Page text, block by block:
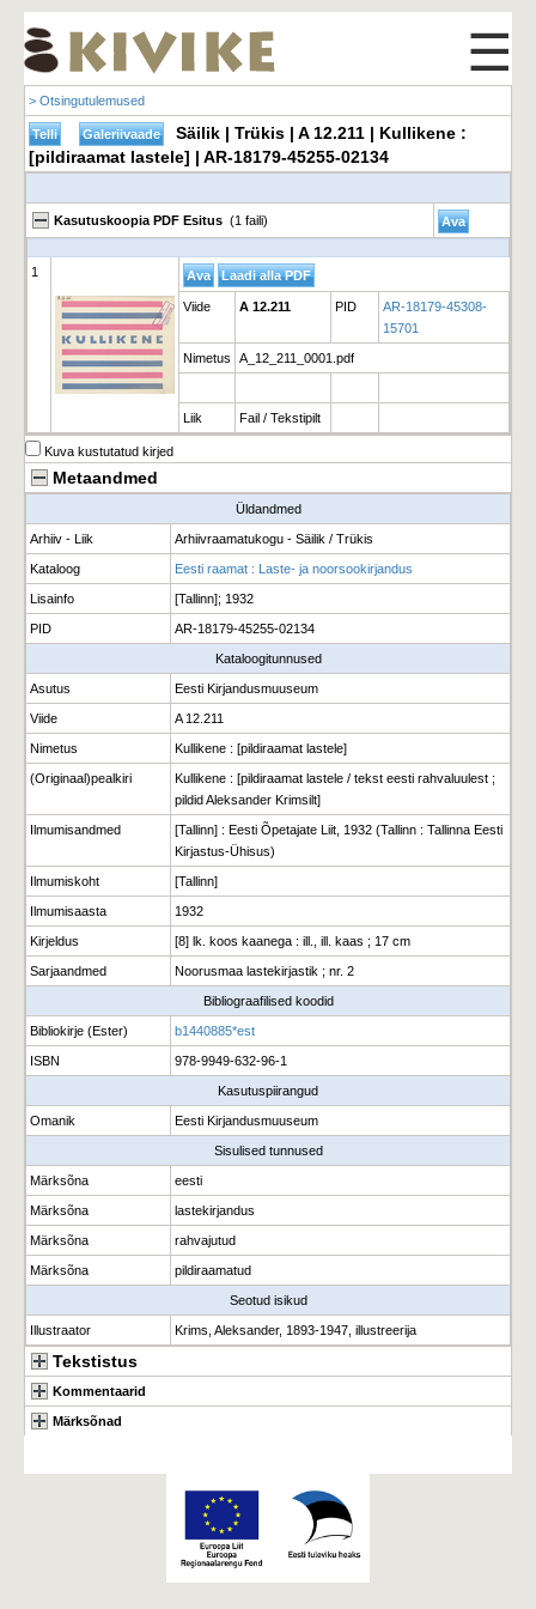
☰
> Otsingutulemused
Säilik | Trükis | A 12.211 | Kullikene :
[pildiraamat lastele] | AR-18179-45255-02134
Kasutuskoopia PDF Esitus (1 faili)
1
Viide A 12.211 PID
AR-18179-45308-
15701
Nimetus A_12_211_0001.pdf
Liik Fail / Tekstipilt
Kuva kustutatud kirjed
Metaandmed
Üldandmed
Arhiiv - Liik Arhiivraamatukogu - Säilik / Trükis
Kataloog Eesti raamat : Laste- ja noorsookirjandus
Lisainfo [Tallinn]; 1932
PID AR-18179-45255-02134
Kataloogitunnused
Asutus Eesti Kirjandusmuuseum
Viide A 12.211
Nimetus Kullikene : [pildiraamat lastele]
(Originaal)pealkiri
Kullikene : [pildiraamat lastele / tekst eesti rahvaluulest ;
pildid Aleksander Krimsilt]
Ilmumisandmed
[Tallinn] : Eesti Õpetajate Liit, 1932 (Tallinn : Tallinna Eesti
Kirjastus-Ühisus)
Ilmumiskoht [Tallinn]
Ilmumisaasta 1932
Kirjeldus [8] lk. koos kaanega : ill., ill. kaas ; 17 cm
Sarjaandmed Noorusmaa lastekirjastik ; nr. 2
Bibliograafilised koodid
Bibliokirje (Ester) b1440885*est
ISBN 978-9949-632-96-1
Kasutuspiirangud
Omanik Eesti Kirjandusmuuseum
Sisulised tunnused
Märksõna eesti
Märksõna lastekirjandus
Märksõna rahvajutud
Märksõna pildiraamatud
Seotud isikud
Illustraator Krims, Aleksander, 1893-1947, illustreerija
Tekstistus
Kommentaarid
Märksõnad